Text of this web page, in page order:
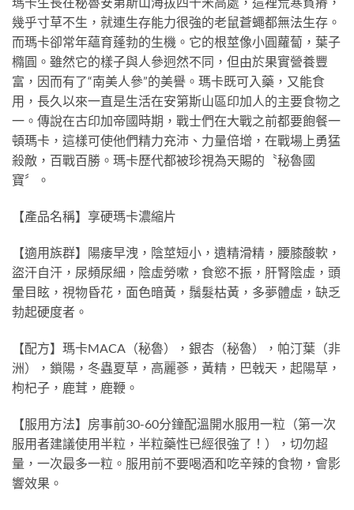
幾乎寸草不生，就連生存能力很強的老鼠蒼蠅都無法生存。
而瑪卡卻常年蘊育蓬勃的生機。它的根莖像小圓蘿蔔，葉子
橢圓。雖然它的樣子與人參迥然不同，但由於果實營養豐
富，因而有了“南美人參”的美譽。瑪卡既可入藥，又能食
用，長久以來一直是生活在安第斯山區印加人的主要食物之
一。傳說在古印加帝國時期，戰士們在大戰之前都要飽餐一
頓瑪卡，這樣可使他們精力充沛、力量倍增，在戰場上勇猛
殺敵，百戰百勝。瑪卡歷代都被珍視為天賜的〝秘魯國
寶〞。
【產品名稱】享硬瑪卡濃縮片
【適用族群】陽痿早洩，陰莖短小，遺精滑精，腰膝酸軟，
盜汗自汗，尿頻尿細，陰虛勞嗽，食慾不振，肝腎陰虛，頭
暈目眩，視物昏花，面色暗黃，鬚髮枯黃，多夢體虛，缺乏
勃起硬度者。
【配方】瑪卡MACA（秘魯），銀杏（秘魯），帕汀葉（非
洲），鎖陽，冬蟲夏草，高麗蔘，黃精，巴戟天，起陽草，
枸杞子，鹿茸，鹿鞭。
【服用方法】房事前30-60分鐘配溫開水服用一粒（第一次
服用者建議使用半粒，半粒藥性已經很強了！），切勿超
量，一次最多一粒。服用前不要喝酒和吃辛辣的食物，會影
響效果。